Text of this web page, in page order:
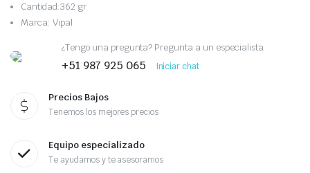
Cantidad:362 gr
Marca: Vipal
¿Tengo una pregunta? Pregunta a un especialista
+51 987 925 065 Iniciar chat
Precios Bajos
Tenemos los mejores precios
Equipo especializado
Te ayudamos y te asesoramos